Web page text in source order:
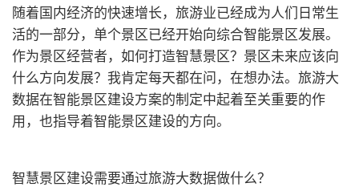
随着国内经济的快速增长，旅游业已经成为人们日常生
活的一部分，单个景区已经开始向综合智能景区发展。
作为景区经营者，如何打造智慧景区？景区未来应该向
什么方向发展？我肯定每天都在问，在想办法。旅游大
数据在智能景区建设方案的制定中起着至关重要的作
用，也指导着智能景区建设的方向。
智慧景区建设需要通过旅游大数据做什么？